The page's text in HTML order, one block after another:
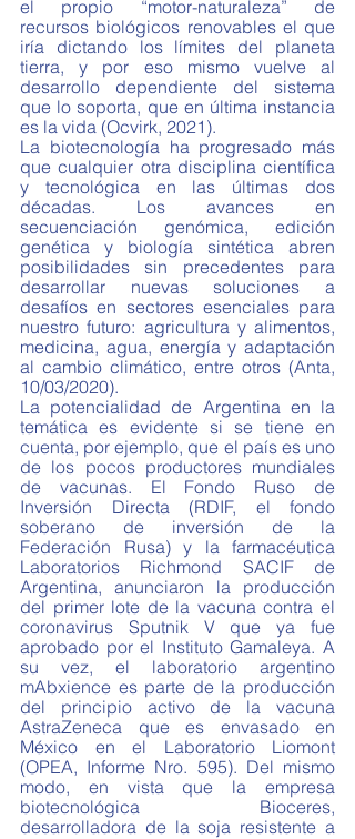
el propio “motor-naturaleza” de
recursos biológicos renovables el que
iría dictando los límites del planeta
tierra, y por eso mismo vuelve al
desarrollo dependiente del sistema
que lo soporta, que en última instancia
es la vida (Ocvirk, 2021).
La biotecnología ha progresado más
que cualquier otra disciplina científica
y tecnológica en las últimas dos
décadas. Los avances en
secuenciación genómica, edición
genética y biología sintética abren
posibilidades sin precedentes para
desarrollar nuevas soluciones a
desafíos en sectores esenciales para
nuestro futuro: agricultura y alimentos,
medicina, agua, energía y adaptación
al cambio climático, entre otros (Anta,
10/03/2020).
La potencialidad de Argentina en la
temática es evidente si se tiene en
cuenta, por ejemplo, que el país es uno
de los pocos productores mundiales
de vacunas. El Fondo Ruso de
Inversión Directa (RDIF, el fondo
soberano de inversión de la
Federación Rusa) y la farmacéutica
Laboratorios Richmond SACIF de
Argentina, anunciaron la producción
del primer lote de la vacuna contra el
coronavirus Sputnik V que ya fue
aprobado por el Instituto Gamaleya. A
su vez, el laboratorio argentino
mAbxience es parte de la producción
del principio activo de la vacuna
AstraZeneca que es envasado en
México en el Laboratorio Liomont
(OPEA, Informe Nro. 595). Del mismo
modo, en vista que la empresa
biotecnológica Bioceres,
desarrolladora de la soja resistente a